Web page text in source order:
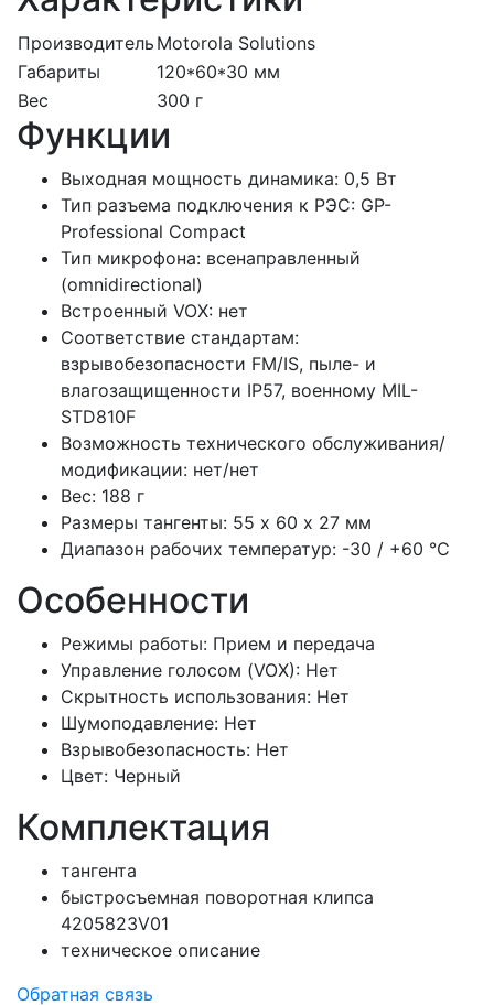
Производитель Motorola Solutions
Габариты
120*60*30 мм
Вес
300 г
Функции
Выходная мощность динамика: 0,5 Вт
Тип разъема подключения к РЭС: GP-
Professional Сompact
Тип микрофона: всенаправленный
(omnidirectional)
Встроенный VOX: нет
Соответствие стандартам:
взрывобезопасности FM/IS, пыле- и
влагозащищенности IP57, военному MIL-
STD810F
Возможность технического обслуживания/
модификации: нет/нет
Вес: 188 г
Размеры тангенты: 55 х 60 х 27 мм
Диапазон рабочих температур: -30 / +60 °С
Особенности
Режимы работы: Прием и передача
Управление голосом (VOX): Нет
Скрытность использования: Нет
Шумоподавление: Нет
Взрывобезопасность: Нет
Цвет: Черный
Комплектация
тангента
быстросъемная поворотная клипса
4205823V01
техническое описание
Обратная связь